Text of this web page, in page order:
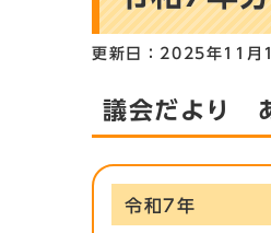
更新日：2025年11月
議会だより
令和7年